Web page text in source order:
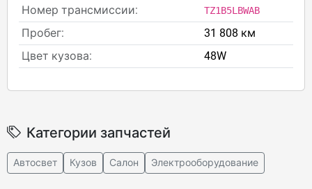
Номер трансмиссии: TZ1B5LBWAB
Пробег:
31 808 км
Цвет кузова:
48W
Категории запчастей
Автосвет Кузов Салон Электрооборудование